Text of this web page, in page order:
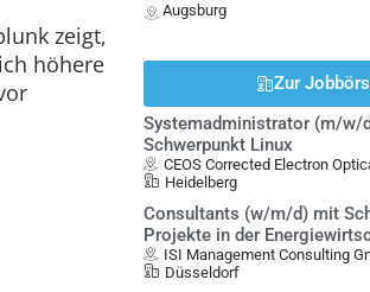
zeigt,
höhere
Augsburg
Zur
Systemadministrator (m/w/
Schwerpunkt Linux
CEOS Corrected Electron
Heidelberg
Consultants (w/m/d) mit
Projekte in der
ISI Management Consulting
Düsseldorf